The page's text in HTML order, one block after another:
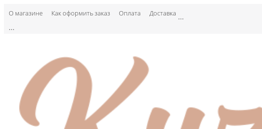
О магазине Как оформить заказ Оплата Доставка ...
...